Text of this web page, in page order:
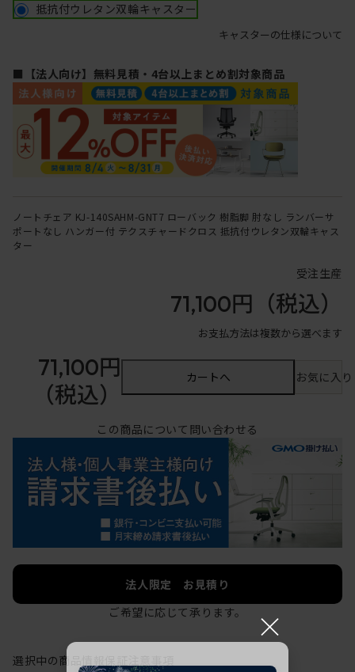
抵抗付ウレタン双輪キャスター
キャスターの仕様について
■【法人向け】無料見積・4台以上まとめ割対象商品
ノートチェア KJ-140SAHM-GNT7 ローバック 樹脂脚 肘なし ランバーサ
ポートなし ハンガー付 テクスチャードクロス 抵抗付ウレタン双輪キャス
ター
受注生産
71,100円 （税込）
お支払方法は複数から選べます
71,100円
（税込）
カートへ お気に入
この商品について問い合わせる
法人限定 お見積り
ご希望に応じて承ります。
選択中の商品情報
×